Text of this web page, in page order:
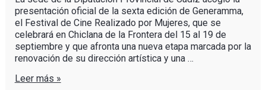
presentación oficial de la sexta edición de Generamma,
el Festival de Cine Realizado por Mujeres, que se
celebrará en Chiclana de la Frontera del 15 al 19 de
septiembre y que afronta una nueva etapa marcada por la
renovación de su dirección artística y una …
Leer más »